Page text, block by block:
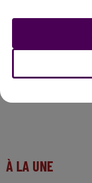
police nationale".
À LA UNE